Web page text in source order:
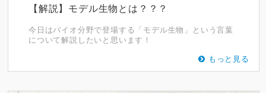
【解説】モデル生物とは？？？
今日はバイオ分野で登場する「モデル生物」という言葉
について解説したいと思います！
もっと見る